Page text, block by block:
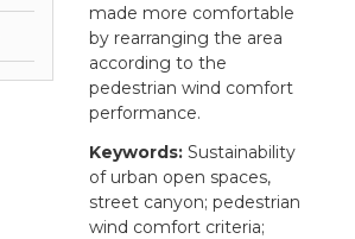
made more comfortable
by rearranging the area
according to the
pedestrian wind comfort
performance.
Keywords: Sustainability
of urban open spaces,
street canyon; pedestrian
wind comfort criteria;